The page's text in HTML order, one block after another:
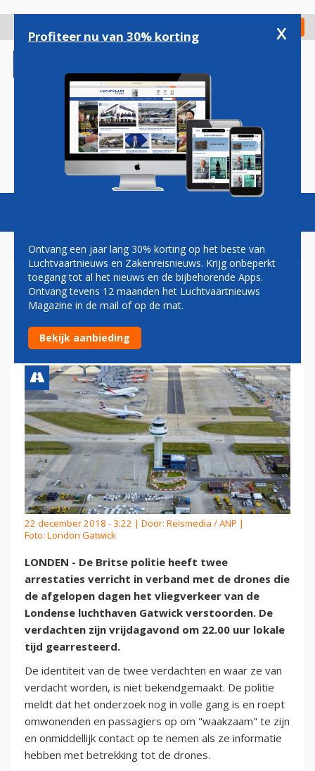
gaan
Check in
Magazine Podcasts Vacatures
POLITIE ARRESTEERT TWEE
VERDACHTEN OM DRONES
GATWICK
22 december 2018 - 3:22 | Door: Reismedia / ANP |
Foto: London Gatwick
LONDEN - De Britse politie heeft twee
arrestaties verricht in verband met de drones die
de afgelopen dagen het vliegverkeer van de
Londense luchthaven Gatwick verstoorden. De
verdachten zijn vrijdagavond om 22.00 uur lokale
tijd gearresteerd.
De identiteit van de twee verdachten en waar ze van
verdacht worden, is niet bekendgemaakt. De politie
meldt dat het onderzoek nog in volle gang is en roept
omwonenden en passagiers op om "waakzaam" te zijn
en onmiddellijk contact op te nemen als ze informatie
hebben met betrekking tot de drones.
Profiteer nu van 30% korting x
Ontvang een jaar lang 30% korting op het beste van
Luchtvaartnieuws en Zakenreisnieuws. Krijg onbeperkt
toegang tot al het nieuws en de bijbehorende Apps.
Ontvang tevens 12 maanden het Luchtvaartnieuws
Magazine in de mail of op de mat.
Bekijk aanbieding